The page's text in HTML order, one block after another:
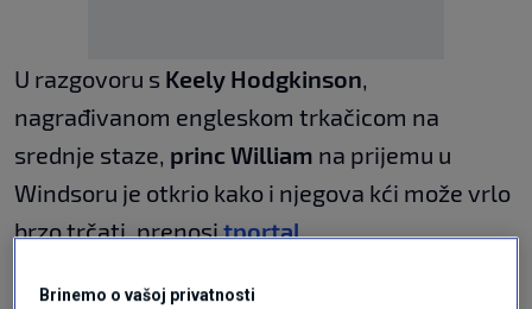
U razgovoru s Keely Hodgkinson,
nagrađivanom engleskom trkačicom na
srednje staze, princ William na prijemu u
Windsoru je otkrio kako i njegova kći može vrlo
brzo trčati, prenositportal.
"Princ mi je rekao da njegova kći trenutno trči
Brinemo o vašoj privatnosti